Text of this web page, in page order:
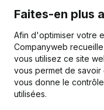
Faites-en plus
Afin d'optimiser votre
Companyweb
vous utilisez ce site
vous permet de savoir
vous donne le
utilisées.
Français
Kantorenpark Everest